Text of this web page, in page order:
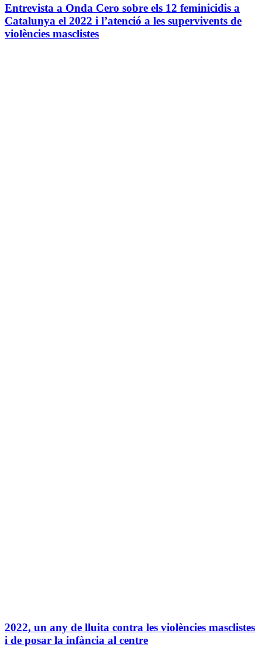
Entrevista a Onda Cero sobre els 12 feminicidis a
Catalunya el 2022 i l’atenció a les supervivents de
violències masclistes
2022, un any de lluita contra les violències masclistes
i de posar la infància al centre